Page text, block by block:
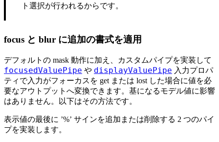
ト選択が行われるからです。
focus と blur に追加の書式を適用
デフォルトの mask 動作に加え、カスタムパイプを実装して
focusedValuePipe や displayValuePipe 入力プロパ
ティで入力がフォーカスを get または lost した場合に値を必
要なアウトプットへ変換できます。基になるモデル値に影響
はありません。以下はその方法です。
表示値の最後に ’%’ サインを追加または削除する 2 つのパイ
プを実装します。